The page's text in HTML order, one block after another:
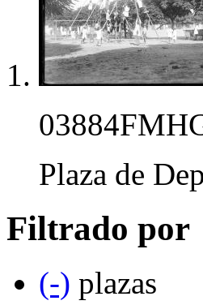
Plaza de
Filtrado por
(-) plazas